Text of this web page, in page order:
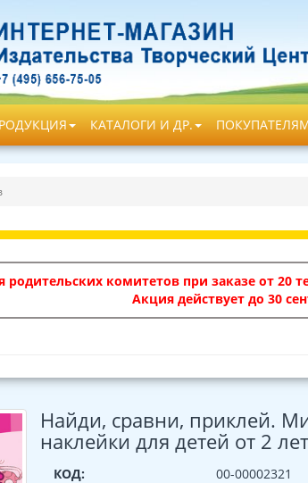
КАТАЛОГИ И ДР.
родительских комитетов при заказе от 20
Акция действует до 30
Найди, сравни, приклей.
наклейки для детей от 2 лет
КОД:
00-00002321